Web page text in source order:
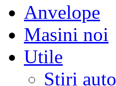
Anvelope
Masini noi
Utile
Stiri auto